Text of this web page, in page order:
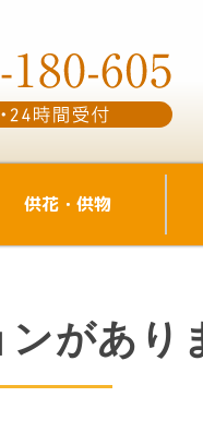
供花・供物
があり